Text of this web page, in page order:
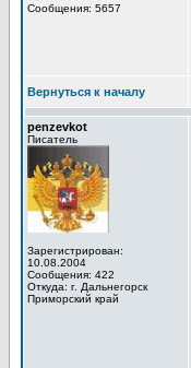
Сообщения: 5657
Вернуться к началу
penzevkot
Писатель
Зарегистрирован:
10.08.2004
Сообщения: 422
Откуда: г. Дальнегорск
Приморский край